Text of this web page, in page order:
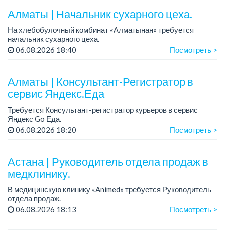
Алматы | Начальник сухарного цеха.
На хлебобулочный комбинат «Алматынан» требуется
начальник сухарного цеха.
Зарплата: от 300 000 тенге на руки (обсуждается на
Требования: оп...
06.08.2026 18:40 Посмотреть >
Алматы | Консультант-Регистратор в
сервис Яндекс.Еда
Требуется Консультант-регистратор курьеров в сервис
Яндекс Go Еда.
Условия: работа в офисе (Абылай хана - Макатаева).
06.08.2026 18:20 Посмотреть >
Астана | Руководитель отдела продаж в
медклинику.
В медицинскую клинику «Animed» требуется Руководитель
отдела продаж.
Зарплата: от 1 200 000 тенге в месяц.
06.08.2026 18:13 Посмотреть >